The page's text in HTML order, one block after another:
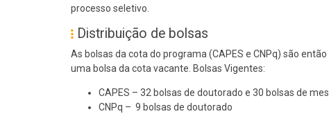
processo seletivo.
Distribuição de bolsas
As bolsas da cota do programa (CAPES e CNPq) são
uma bolsa da cota vacante. Bolsas Vigentes:
CAPES – 32 bolsas de doutorado e 30 bolsas de
CNPq – 9 bolsas de doutorado